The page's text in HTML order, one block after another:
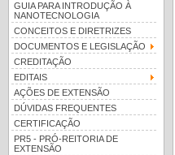
GUIA PARA INTRODUÇÃO À
NANOTECNOLOGIA
CONCEITOS E DIRETRIZES
DOCUMENTOS E LEGISLAÇÃO
CREDITAÇÃO
EDITAIS
AÇÕES DE EXTENSÃO
DÚVIDAS FREQUENTES
CERTIFICAÇÃO
PR5 - PRÓ-REITORIA DE
EXTENSÃO